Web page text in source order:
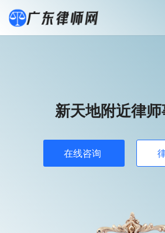
新天地附近律
在线咨询